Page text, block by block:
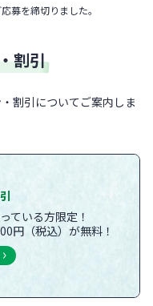
募を締切りました。
割引
割引についてご案内しま
ている方限定！
円（税込）が無料！